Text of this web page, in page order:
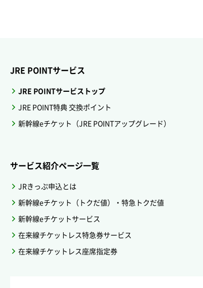
JRE POINTサービス
JRE POINTサービストップ
JRE POINT特典 交換ポイント
新幹線eチケット（JRE POINTアップグレード）
サービス紹介ページ一覧
JRきっぷ申込とは
新幹線eチケット（トクだ値）・特急トクだ値
新幹線eチケットサービス
在来線チケットレス特急券サービス
在来線チケットレス座席指定券